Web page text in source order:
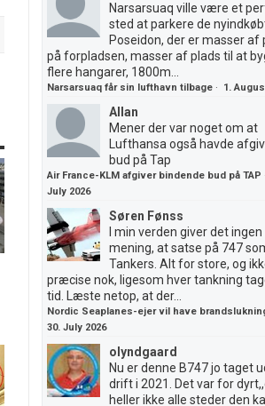
Narsarsuaq ville være et
sted at parkere de
Poseidon, der er masser af
på forpladsen, masser af plads til at
flere hangarer, 1800m...
Narsarsuaq får sin lufthavn tilbage · 1.
Allan
Mener der var noget om at
Lufthansa også havde
bud på Tap
Air France-KLM afgiver bindende bud på TAP
July 2026
Søren Fønss
I min verden giver det ingen
mening, at satse på 747
Tankers. Alt for store, og
præcise nok, ligesom hver tankning
tid. Læste netop, at der...
Nordic Seaplanes-ejer vil have
30. July 2026
olyndgaard
Nu er denne B747 jo taget
drift i 2021. Det var for
heller ikke alle steder den